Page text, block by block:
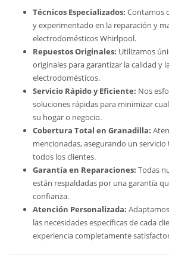
Técnicos Especializados: Contamos
y experimentado en la reparación y
electrodomésticos Whirlpool.
Repuestos Originales: Utilizamos
originales para garantizar la calidad y
electrodomésticos.
Servicio Rápido y Eficiente: Nos
soluciones rápidas para minimizar
su hogar o negocio.
Cobertura Total en Granadilla:
mencionadas, asegurando un servicio
todos los clientes.
Garantía en Reparaciones: Todas
están respaldadas por una garantía
confianza.
Atención Personalizada:
las necesidades específicas de cada
experiencia completamente